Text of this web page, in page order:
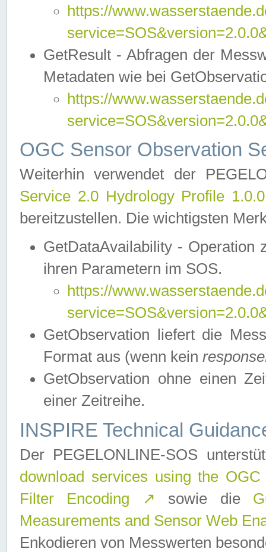
https://
GetResult - Abfragen der
Metadaten wie bei
https://
OGC Sensor Observation
Weiterhin verwendet der
Service 2.0 Hydrology Profile
bereitzustellen. Die wichtigsten
GetDataAvailability - Operation
ihren Parametern im SOS.
https://
GetObservation liefert die
Format aus (wenn kein
GetObservation ohne einen
einer Zeitreihe.
INSPIRE Technical
Der PEGELONLINE-SOS
download services using the
Filter Encoding
↗ sowie die
Measurements and Sensor Web
Enkodieren von Messwerten